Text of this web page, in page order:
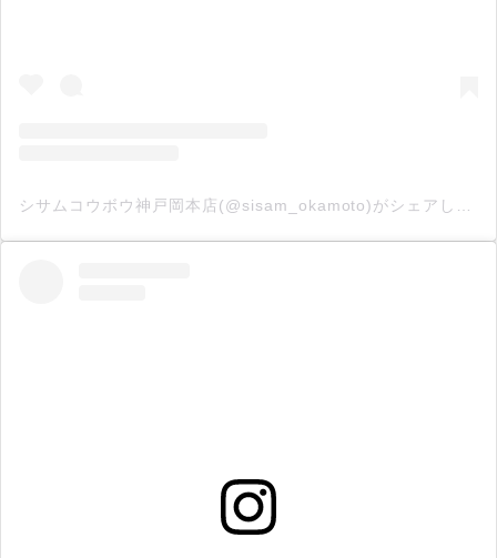
シサムコウボウ神戸岡本店(@sisam_okamoto)がシェアした投稿